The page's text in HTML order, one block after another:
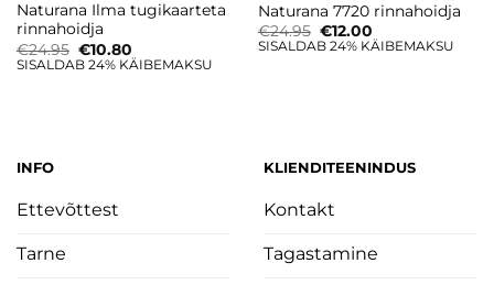
Naturana Ilma tugikaarteta
rinnahoidja
€24.95 Algne
hind
€10.80Current
price
SISALDAB 24% KÄIBEMAKSU
Naturana 7720 rinnahoidja
€24.95 Algne
hind
€12.00Current
price
SISALDAB 24% KÄIBEMAKSU
INFO
Ettevõttest
Tarne
KLIENDITEENINDUS
Kontakt
Tagastamine